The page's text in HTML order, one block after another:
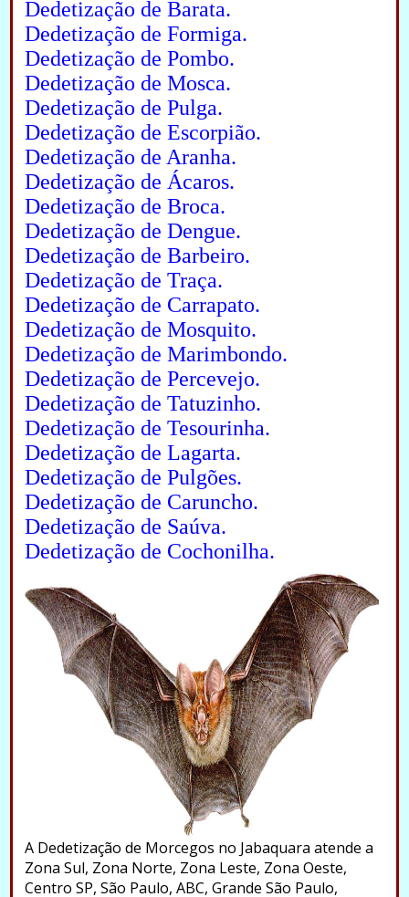
Dedetização de Barata.
Dedetização de Formiga.
Dedetização de Pombo.
Dedetização de Mosca.
Dedetização de Pulga.
Dedetização de Escorpião.
Dedetização de Aranha.
Dedetização de Ácaros.
Dedetização de Broca.
Dedetização de Dengue.
Dedetização de Barbeiro.
Dedetização de Traça.
Dedetização de Carrapato.
Dedetização de Mosquito.
Dedetização de Marimbondo.
Dedetização de Percevejo.
Dedetização de Tatuzinho.
Dedetização de Tesourinha.
Dedetização de Lagarta.
Dedetização de Pulgões.
Dedetização de Caruncho.
Dedetização de Saúva.
Dedetização de Cochonilha.
A Dedetização de Morcegos no Jabaquara atende a
Zona Sul, Zona Norte, Zona Leste, Zona Oeste,
Centro SP, São Paulo, ABC, Grande São Paulo,